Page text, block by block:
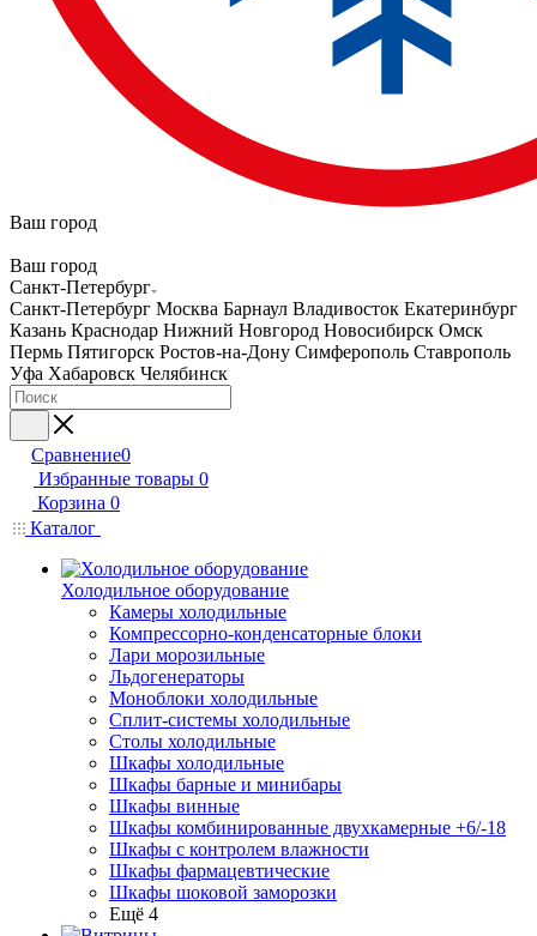
Ваш город
Ваш город
Санкт-Петербург
Санкт-Петербург Москва Барнаул Владивосток Екатеринбург
Казань Краснодар Нижний Новгород Новосибирск Омск
Пермь Пятигорск Ростов-на-Дону Симферополь Ставрополь
Уфа Хабаровск Челябинск
Сравнение0
Избранные товары 0
Корзина 0
Каталог
Холодильное оборудование
Камеры холодильные
Компрессорно-конденсаторные блоки
Лари морозильные
Льдогенераторы
Моноблоки холодильные
Сплит-системы холодильные
Столы холодильные
Шкафы холодильные
Шкафы барные и минибары
Шкафы винные
Шкафы комбинированные двухкамерные +6/-18
Шкафы с контролем влажности
Шкафы фармацевтические
Шкафы шоковой заморозки
Ещё 4